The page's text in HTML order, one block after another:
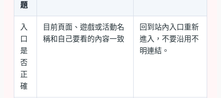
題
入
口
是
否
正
確
目前頁面、遊戲或活動名
稱和自己要看的內容一致
回到站內入口重新
進入，不要沿用不
明連結。